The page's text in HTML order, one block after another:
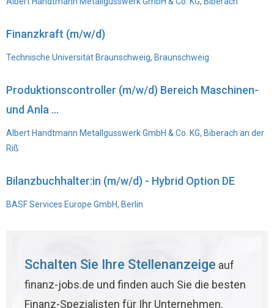
Finanzkraft (m/w/d)
Technische Universität Braunschweig, Braunschweig
Produktionscontroller (m/w/d) Bereich Maschinen-
und Anla ...
Albert Handtmann Metallgusswerk GmbH & Co. KG, Biberach an der
Riß
Bilanzbuchhalter:in (m/w/d) - Hybrid Option DE
BASF Services Europe GmbH, Berlin
Schalten Sie Ihre Stellenanzeige auf
finanz-jobs.de und finden auch Sie die besten
Finanz-Spezialisten für Ihr Unternehmen.